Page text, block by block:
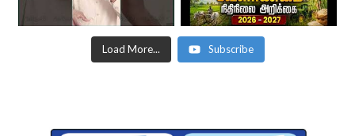
Load More... Subscribe